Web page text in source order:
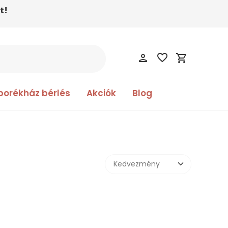
bérlés Akciók Blog
person favorite_border shopping_cart